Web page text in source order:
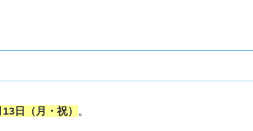
日（月・祝） 。